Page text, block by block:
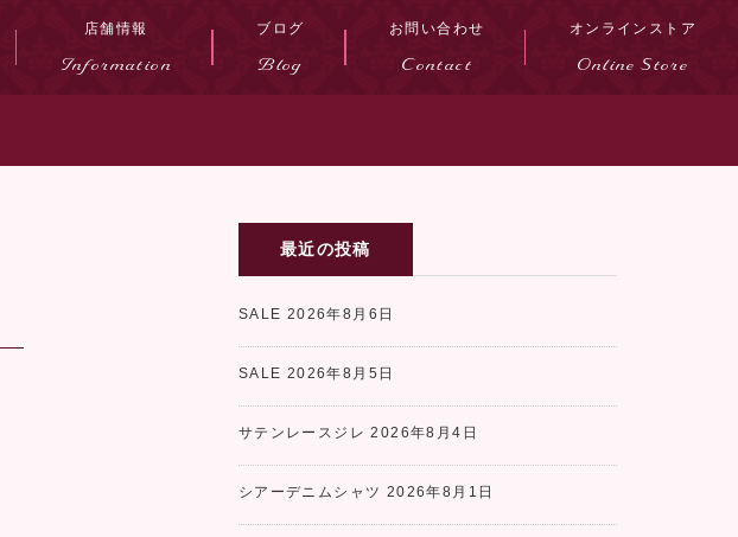
店舗情報
Information
ブログ
Blog
お問い合わせ
Contact
オンラインストア
Online Store
最近の投稿
SALE 2026年8月6日
SALE 2026年8月5日
サテンレースジレ 2026年8月4日
シアーデニムシャツ 2026年8月1日